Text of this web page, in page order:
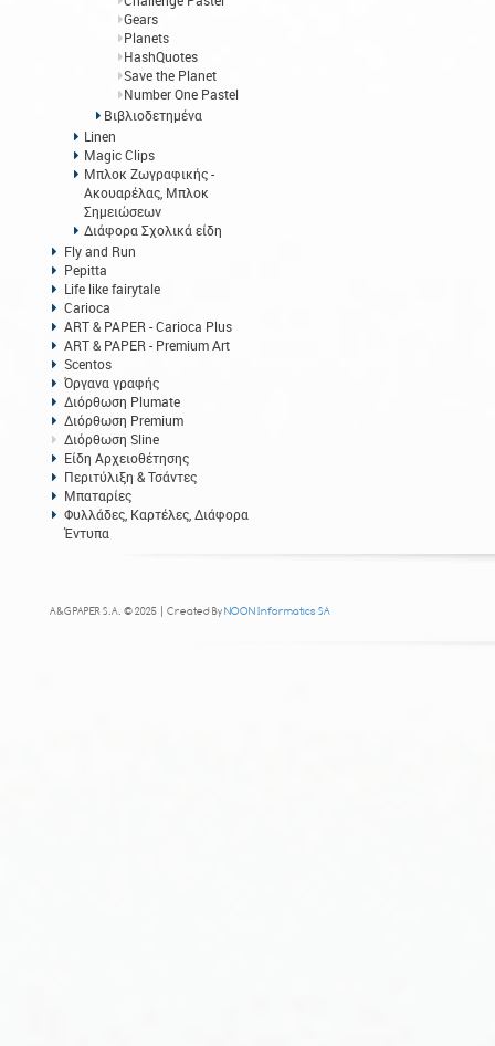
Gears
Planets
HashQuotes
Save the Planet
Number One Pastel
Βιβλιοδετημένα
Linen
Magic Clips
Μπλοκ Ζωγραφικής -
Ακουαρέλας, Μπλοκ
Σημειώσεων
Διάφορα Σχολικά είδη
Fly and Run
Pepitta
Life like fairytale
Carioca
ART & PAPER - Carioca Plus
ART & PAPER - Premium Art
Scentos
Όργανα γραφής
Διόρθωση Plumate
Διόρθωση Premium
Διόρθωση Sline
Είδη Αρχειοθέτησης
Περιτύλιξη & Τσάντες
Μπαταρίες
Φυλλάδες, Καρτέλες, Διάφορα
Έντυπα
A&G PAPER S.A. © 2025 | Created ByNOON Informatics SA